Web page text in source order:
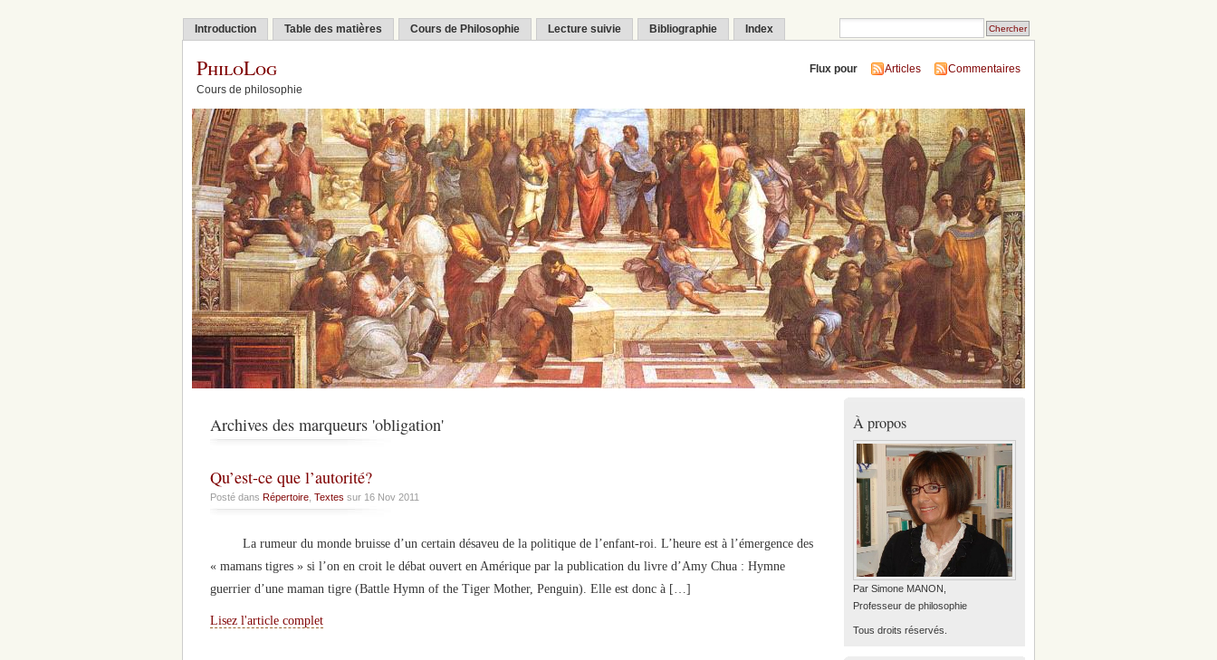
Introduction Table des matières Cours de Philosophie Lecture suivie Bibliographie Index
PhiloLog
Cours de philosophie
Flux pour Articles Commentaires
Archives des marqueurs 'obligation'
Qu’est-ce que l’autorité?
Posté dans Répertoire, Textes sur 16 Nov 2011
La rumeur du monde bruisse d’un certain désaveu de la politique de l’enfant-roi. L’heure est à l’émergence des
« mamans tigres » si l’on en croit le débat ouvert en Amérique par la publication du livre d’Amy Chua : Hymne
guerrier d’une maman tigre (Battle Hymn of the Tiger Mother, Penguin). Elle est donc à […]
Lisez l'article complet
À propos
Par Simone MANON,
Professeur de philosophie
Tous droits réservés.